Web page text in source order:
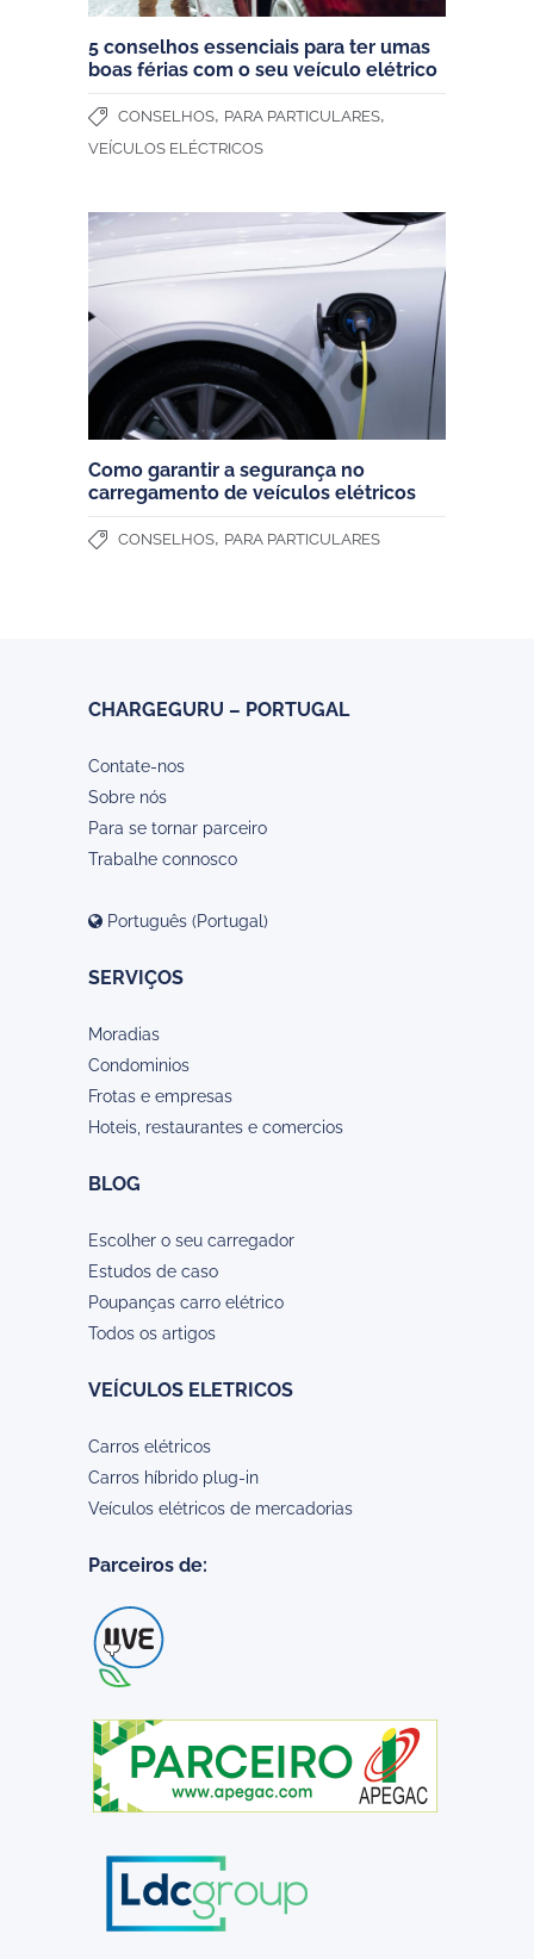
5 conselhos essenciais para ter umas
boas férias com o seu veículo elétrico
CONSELHOS, PARA PARTICULARES,
VEÍCULOS ELÉCTRICOS
Como garantir a segurança no
carregamento de veículos elétricos
CONSELHOS, PARA PARTICULARES
CHARGEGURU – PORTUGAL
Contate-nos
Sobre nós
Para se tornar parceiro
Trabalhe connosco
Português (Portugal)
SERVIÇOS
Moradias
Condominios
Frotas e empresas
Hoteis, restaurantes e comercios
BLOG
Escolher o seu carregador
Estudos de caso
Poupanças carro elétrico
Todos os artigos
VEÍCULOS ELETRICOS
Carros elétricos
Carros híbrido plug-in
Veículos elétricos de mercadorias
Parceiros de: